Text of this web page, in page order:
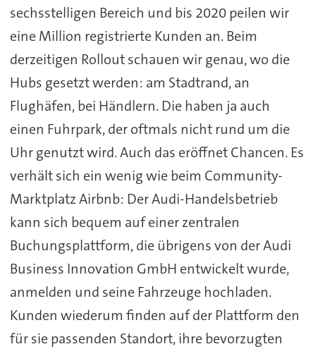
sechsstelligen Bereich und bis 2020 peilen wir
eine Million registrierte Kunden an. Beim
derzeitigen Rollout schauen wir genau, wo die
Hubs gesetzt werden: am Stadtrand, an
Flughäfen, bei Händlern. Die haben ja auch
einen Fuhrpark, der oftmals nicht rund um die
Uhr genutzt wird. Auch das eröffnet Chancen. Es
verhält sich ein wenig wie beim Community-
Marktplatz Airbnb: Der Audi-Handelsbetrieb
kann sich bequem auf einer zentralen
Buchungsplattform, die übrigens von der Audi
Business Innovation GmbH entwickelt wurde,
anmelden und seine Fahrzeuge hochladen.
Kunden wiederum finden auf der Plattform den
für sie passenden Standort, ihre bevorzugten